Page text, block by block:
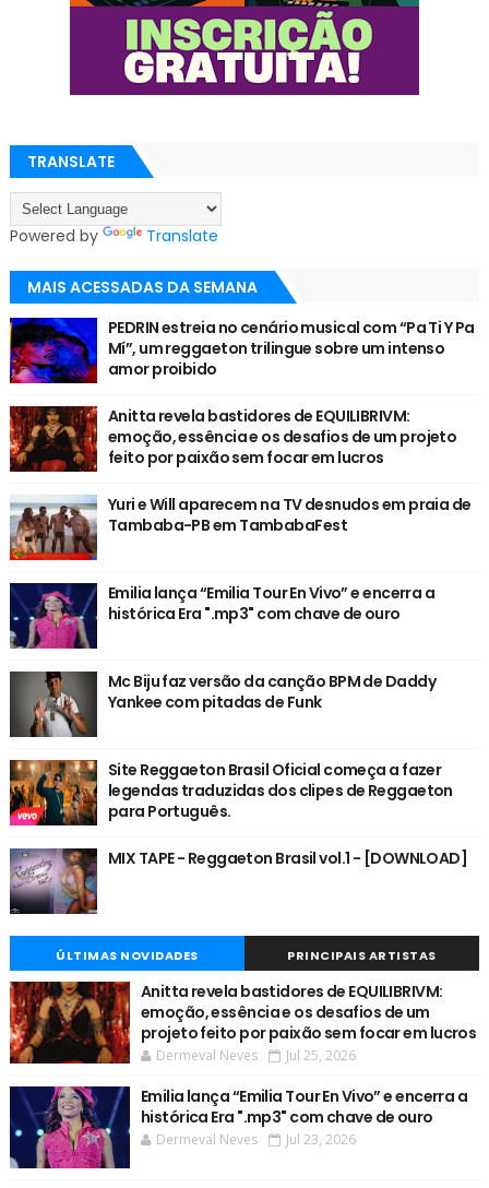
TRANSLATE
Powered by Translate
MAIS ACESSADAS DA SEMANA
PEDRIN estreia no cenário musical com “Pa Ti Y Pa
Mí”, um reggaeton trilingue sobre um intenso
amor proibido
Anitta revela bastidores de EQUILIBRIVM:
emoção, essência e os desafios de um projeto
feito por paixão sem focar em lucros
Yuri e Will aparecem na TV desnudos em praia de
Tambaba-PB em TambabaFest
Emilia lança “Emilia Tour En Vivo” e encerra a
histórica Era ".mp3" com chave de ouro
Mc Biju faz versão da canção BPM de Daddy
Yankee com pitadas de Funk
Site Reggaeton Brasil Oficial começa a fazer
legendas traduzidas dos clipes de Reggaeton
para Português.
MIX TAPE - Reggaeton Brasil vol.1 - [DOWNLOAD]
ÚLTIMAS NOVIDADES PRINCIPAIS ARTISTAS
Anitta revela bastidores de EQUILIBRIVM:
emoção, essência e os desafios de um
projeto feito por paixão sem focar em lucros
Dermeval Neves Jul 25, 2026
Emilia lança “Emilia Tour En Vivo” e encerra a
histórica Era ".mp3" com chave de ouro
Dermeval Neves Jul 23, 2026